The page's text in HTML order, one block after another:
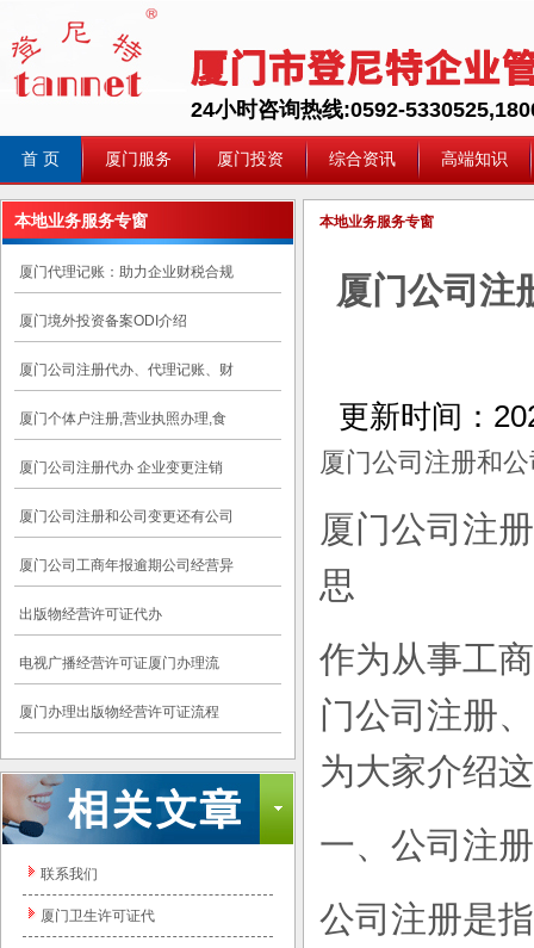
24小时咨询热线:0592-
首 页 厦门服务 厦门投资 综合资讯 高端知识
本地业务服务专窗
厦门代理记账：助力企业财税合规
厦门境外投资备案ODI介绍
厦门公司注册代办、代理记账、财
厦门个体户注册,营业执照办理,食
厦门公司注册代办 企业变更注销
厦门公司注册和公司变更还有公司
厦门公司工商年报逾期公司经营异
出版物经营许可证代办
电视广播经营许可证厦门办理流
厦门办理出版物经营许可证流程
联系我们
厦门卫生许可证代
本地业务服务专窗
厦门公司注
更新时间：
厦门公司注册和
厦门公司注
思
作为从事工
门公司注册
为大家介绍
一、公司注册
公司注册是